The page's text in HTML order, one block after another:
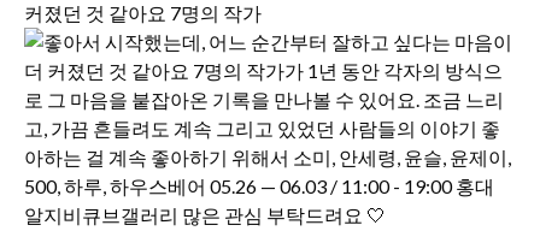
커졌던 것 같아요 7명의 작가